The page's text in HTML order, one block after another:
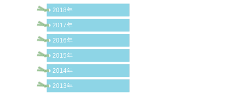
2018年
2017年
2016年
2015年
2014年
2013年